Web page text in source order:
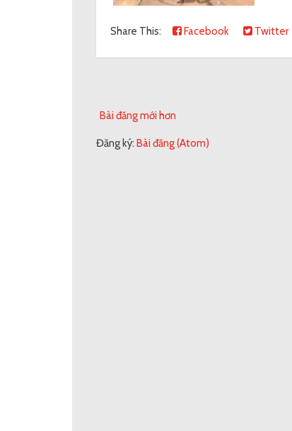
Share This: Facebook Twitter
Bài đăng mới hơn
Đăng ký: Bài đăng (Atom)